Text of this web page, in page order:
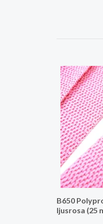
B650
ljusrosa (25